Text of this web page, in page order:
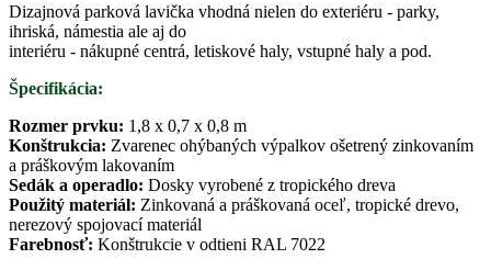
Dizajnová parková lavička vhodná nielen do exteriéru - parky,
ihriská, námestia ale aj do
interiéru - nákupné centrá, letiskové haly, vstupné haly a pod.
Špecifikácia:
Rozmer prvku: 1,8 x 0,7 x 0,8 m
Konštrukcia: Zvarenec ohýbaných výpalkov ošetrený zinkovaním
a práškovým lakovaním
Sedák a operadlo: Dosky vyrobené z tropického dreva
Použitý materiál: Zinkovaná a práškovaná oceľ, tropické drevo,
nerezový spojovací materiál
Farebnosť: Konštrukcie v odtieni RAL 7022